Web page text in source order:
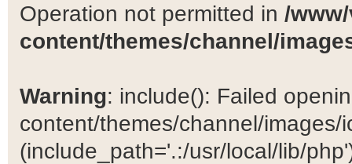
Operation not permitted in /
content/themes/channel/
Warning: include(): Failed
content/themes/channel/images/
(include_path='.:/usr/local/lib/